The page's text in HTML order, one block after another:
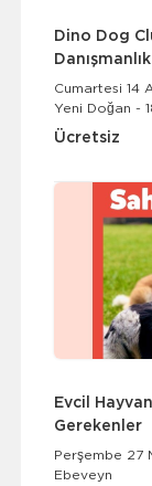
Dino Dog
Cumartesi 14
Yeni Doğan -
Ücretsiz
Evcil
Gerekenler
Perşembe 27
Ebeveyn